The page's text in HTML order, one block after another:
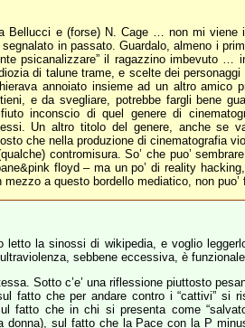
Bellucci e (forse) N. Cage … non mi
in passato. Guardalo, almeno i
psicanalizzare” il ragazzino imbevuto
di talune trame, e scelte dei
annoiato insieme ad un altro
e da svegliare, potrebbe fargli bene
inconscio di quel genere di
Un altro titolo del genere, anche se
che nella produzione di cinematografia
contromisura. So’ che puo’
floyd – ma un po’ di reality
mezzo a questo bordello mediatico, non puo’
letto la sinossi di wikipedia, e voglio
sebbene eccessiva, è
Sotto c’e’ una riflessione piuttosto
fatto che per andare contro i “cattivi” si
fatto che in chi si presenta come
donna), sul fatto che la Pace con la P